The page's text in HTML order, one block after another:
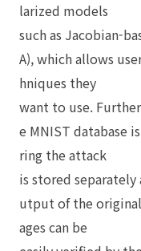
larized models
such as Jacobian-
A), which allows
hniques they
want to use.
e MNIST database
ring the attack
is stored
utput of the
ages can be